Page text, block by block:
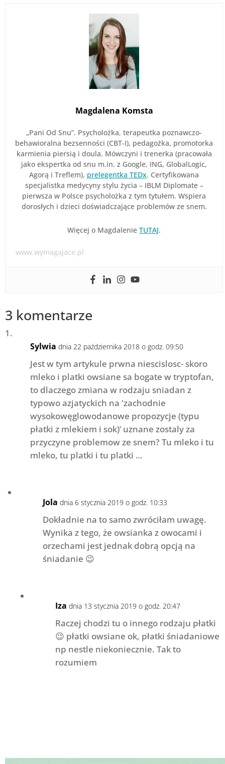
Magdalena Komsta
„Pani Od Snu”. Psycholożka, terapeutka poznawczo-
behawioralna bezsenności (CBT-I), pedagożka, promotorka
karmienia piersią i doula. Mówczyni i trenerka (pracowała
jako ekspertka od snu m.in. z Google, ING, GlobalLogic,
Agorą i Treflem), prelegentka TEDx. Certyfikowana
specjalistka medycyny stylu życia – IBLM Diplomate –
pierwsza w Polsce psycholożka z tym tytułem. Wspiera
dorosłych i dzieci doświadczające problemów ze snem.
Więcej o MagdalenieTUTAJ.
www.wymagajace.pl
3 komentarze
Sylwia dnia 22 października 2018 o godz. 09:50
Jest w tym artykule prwna niescislosc- skoro
mleko i platki owsiane sa bogate w tryptofan,
to dlaczego zmiana w rodzaju sniadan z
typowo azjatyckich na 'zachodnie
wysokowęglowodanowe propozycje (typu
płatki z mlekiem i sok)’ uznane zostaly za
przyczyne problemow ze snem? Tu mleko i tu
mleko, tu platki i tu platki …
Jola dnia 6 stycznia 2019 o godz. 10:33
Dokładnie na to samo zwróciłam uwagę.
Wynika z tego, że owsianka z owocami i
orzechami jest jednak dobrą opcją na
śniadanie 😉
Iza dnia 13 stycznia 2019 o godz. 20:47
Raczej chodzi tu o innego rodzaju płatki
😉 płatki owsiane ok, płatki śniadaniowe
np nestle niekoniecznie. Tak to
rozumiem